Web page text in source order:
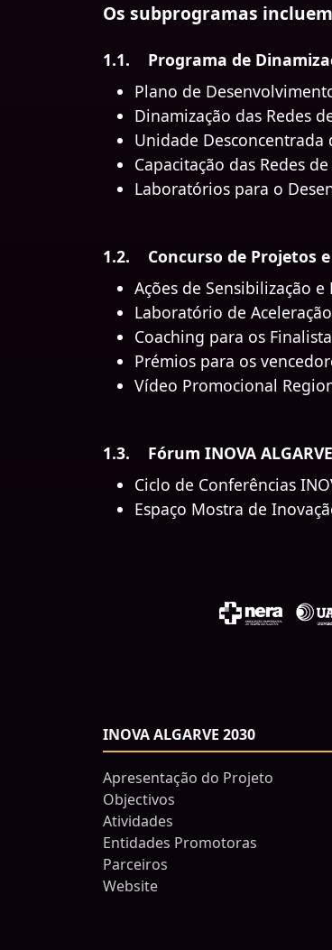
Os subprogramas
1.1. Programa de
Plano de
Dinamização das Redes
Unidade
Capacitação das Redes
Laboratórios para o
1.2. Concurso de Projetos e
Ações de Sensibilização
Laboratório de
Coaching para os
Prémios para os
Vídeo Promocional
1.3. Fórum INOVA ALGARVE
Ciclo de Conferências
Espaço Mostra de
INOVA ALGARVE 2030
Apresentação do Projeto
Objectivos
Atividades
Entidades Promotoras
Parceiros
Website